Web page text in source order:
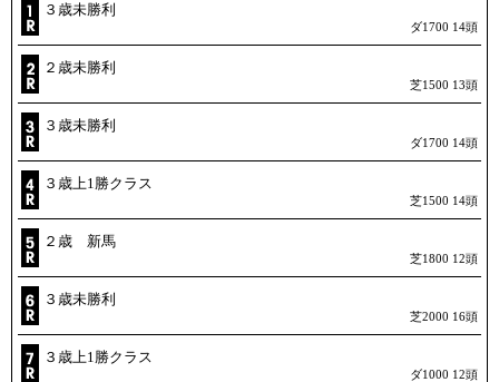
３歳未勝利
ダ1700 14頭
２歳未勝利
芝1500 13頭
３歳未勝利
ダ1700 14頭
３歳上1勝クラス
芝1500 14頭
２歳 新馬
芝1800 12頭
３歳未勝利
芝2000 16頭
３歳上1勝クラス
ダ1000 12頭